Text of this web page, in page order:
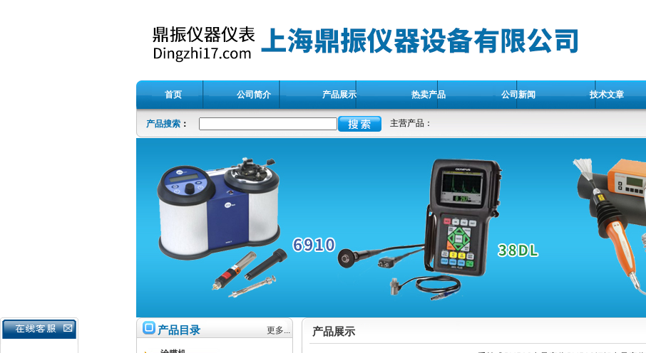
首页 公司简介 产品展示 热卖产品 公司新闻 技术文章
产品搜索 ： 主营产品：
产品目录 更多... 产品展示